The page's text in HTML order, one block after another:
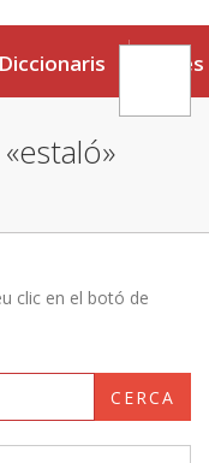
Diccionaris Eines
clic en el botó de
CERCA